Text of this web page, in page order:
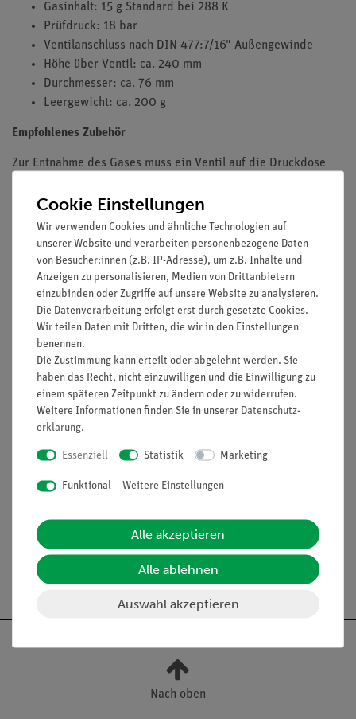
Gasinhalt: 15 g Standard bei 288 K
Prüfdruck: 18 bar
Ventilanschluss nach DIN 477:7/16" Außengewinde
Höhe über Ventil: ca. 240 mm
Durchmesser: ca. 76 mm
Leergewicht: ca. 200 g
Empfohlenes Zubehör
Zur Entnahme des Gases muss ein Ventil auf die Druckdose
33499-00 Feinregulierventil für Druckgasdose
HINWEIS: Bitte beachten sie, dass wir keine Chemikalien an
Privatpersonen verkaufen. Lt. ChemVerbotsV geben wir
Chemikalien nur an Wiederverkäufer, berufsmässige
Verwender und öffentliche Forschungs- Untersuchungs und
Lehranstalten ab.
Zubehör
Versandkostenfrei ab 300,- €
Nach oben
Cookie Einstellungen
Wir verwenden Cookies und ähnliche Technologien auf
unserer Website und verarbeiten personenbezogene Daten
von Besucher:innen (z.B. IP-Adresse), um z.B. Inhalte und
Anzeigen zu personalisieren, Medien von Drittanbietern
einzubinden oder Zugriffe auf unsere Website zu analysieren.
Die Datenverarbeitung erfolgt erst durch gesetzte Cookies.
Wir teilen Daten mit Dritten, die wir in den Einstellungen
benennen.
Die Zustimmung kann erteilt oder abgelehnt werden. Sie
haben das Recht, nicht einzuwilligen und die Einwilligung zu
einem späteren Zeitpunkt zu ändern oder zu widerrufen.
Weitere Informationen finden Sie in unserer Daten­schutz­
erklärung.
Essenziell Statistik Marketing
Funktional Weitere Einstellungen
Alle akzeptieren
Alle ablehnen
Auswahl akzeptieren